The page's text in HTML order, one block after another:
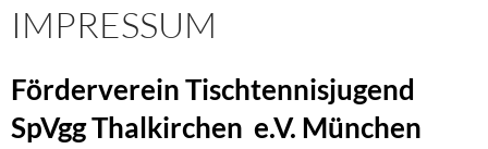
IMPRESSUM
Förderverein Tischtennisjugend
SpVgg Thalkirchen e.V. München